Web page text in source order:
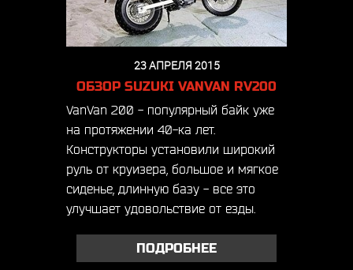
23 АПРЕЛЯ 2015
ОБЗОР SUZUKI VANVAN RV200
VanVan 200 - популярный байк уже
на протяжении 40-ка лет.
Конструкторы установили широкий
руль от круизера, большое и мягкое
сиденье, длинную базу - все это
улучшает удовольствие от езды.
ПОДРОБНЕЕ